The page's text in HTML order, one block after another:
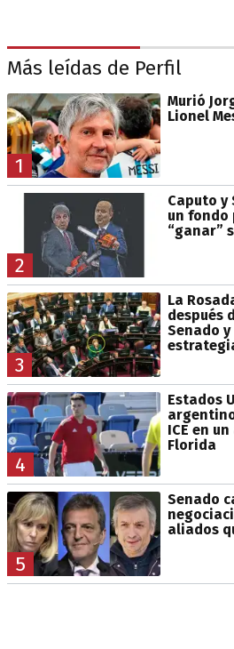
Más leídas de Perfil
1
Murió
Lionel
2
Caputo y
un fondo
“ganar”
3
La
después
Senado
4
Estados
ICE en
Florida
5
Senado
aliados